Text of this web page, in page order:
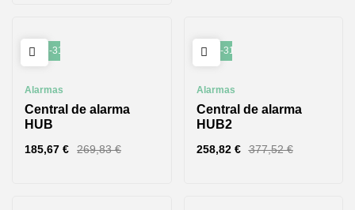
-31%
Alarmas
Central de alarma
HUB
269,83€
185,67 €
-31%
Alarmas
Central de alarma
HUB2
377,52€
258,82 €